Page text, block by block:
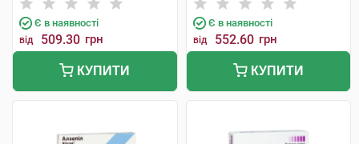
Є в наявності
від 509.30 грн
КУПИТИ
Є в наявності
від 552.60 грн
КУПИТИ